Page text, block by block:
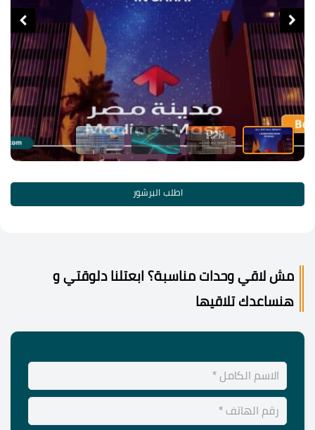
اطلب البرشور
مش لاقي وحدات مناسبة؟ ابعتلنا دلوقتي و
هنساعدك تلاقيها